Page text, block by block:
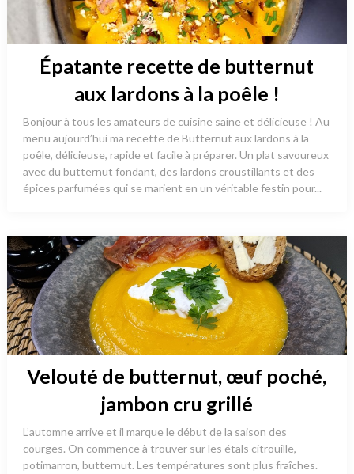
Épatante recette de butternut
aux lardons à la poêle !
Bonjour à tous les amateurs de cuisine saine et délicieuse ! Au
menu aujourd’hui ma recette de Butternut aux lardons à la
poêle, délicieuse, rapide et facile à préparer. Un plat savoureux
avec du butternut fondant, des lardons croustillants et des
épices parfumées qui se marient en un véritable festin pour...
Velouté de butternut, œuf poché,
jambon cru grillé
L’automne arrive et il marque le début de la saison des
courges. On commence à trouver sur les étals citrouille,
potimarron, butternut. Les températures sont plus fraîches.